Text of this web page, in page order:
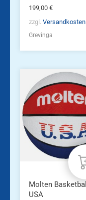
199,00 €
zzgl. Versandkosten
Grevinga
Molten Basketball
USA